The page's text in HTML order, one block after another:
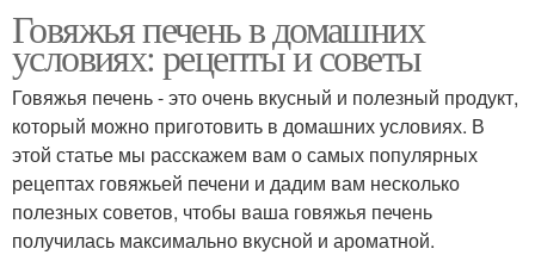
Говяжья печень в домашних
условиях: рецепты и советы
Говяжья печень - это очень вкусный и полезный продукт,
который можно приготовить в домашних условиях. В
этой статье мы расскажем вам о самых популярных
рецептах говяжьей печени и дадим вам несколько
полезных советов, чтобы ваша говяжья печень
получилась максимально вкусной и ароматной.